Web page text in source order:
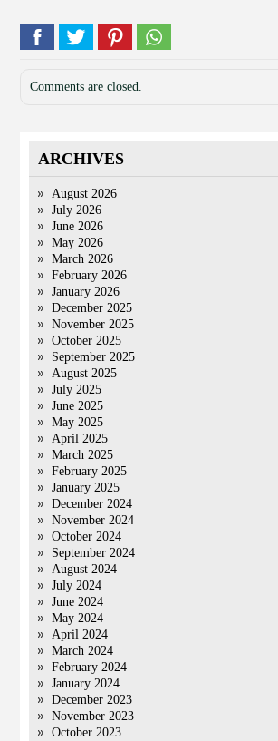
Comments are closed.
ARCHIVES
August 2026
July 2026
June 2026
May 2026
March 2026
February 2026
January 2026
December 2025
November 2025
October 2025
September 2025
August 2025
July 2025
June 2025
May 2025
April 2025
March 2025
February 2025
January 2025
December 2024
November 2024
October 2024
September 2024
August 2024
July 2024
June 2024
May 2024
April 2024
March 2024
February 2024
January 2024
December 2023
November 2023
October 2023